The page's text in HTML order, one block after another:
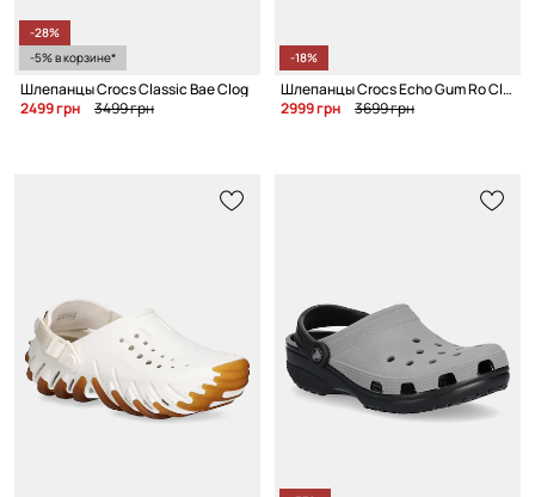
-28%
-5% в корзине*
Шлепанцы Crocs Classic Bae Clog
2499 грн
3499 грн
-18%
Шлепанцы Crocs Echo Gum Ro Clog
2999 грн
3699 грн